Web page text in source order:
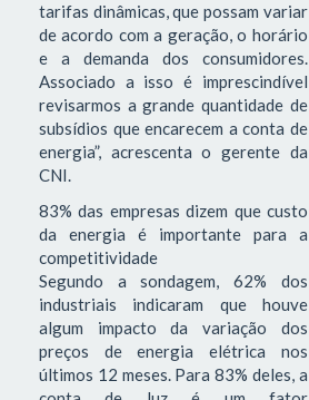
tarifas dinâmicas, que possam variar
de acordo com a geração, o horário
e a demanda dos consumidores.
Associado a isso é imprescindível
revisarmos a grande quantidade de
subsídios que encarecem a conta de
energia”, acrescenta o gerente da
CNI.
83% das empresas dizem que custo
da energia é importante para a
competitividade
Segundo a sondagem, 62% dos
industriais indicaram que houve
algum impacto da variação dos
preços de energia elétrica nos
últimos 12 meses. Para 83% deles, a